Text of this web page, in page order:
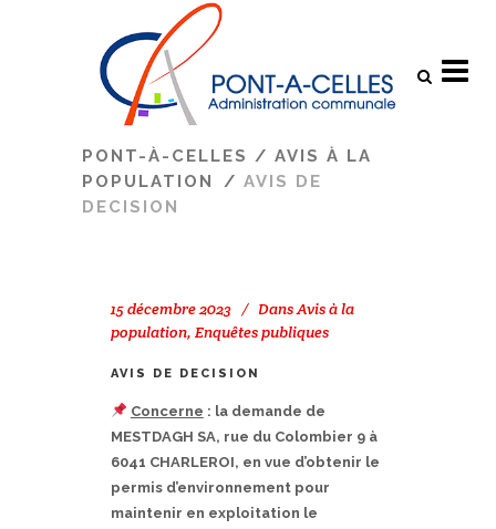
PONT-À-CELLES / AVIS À LA
POPULATION
/ AVIS DE
DECISION
15 décembre 2023 DansAvis à la
population, Enquêtes publiques
AVIS DE DECISION
Concerne : la demande de
MESTDAGH SA, rue du Colombier 9 à
6041 CHARLEROI, en vue d’obtenir le
permis d’environnement pour
maintenir en exploitation le